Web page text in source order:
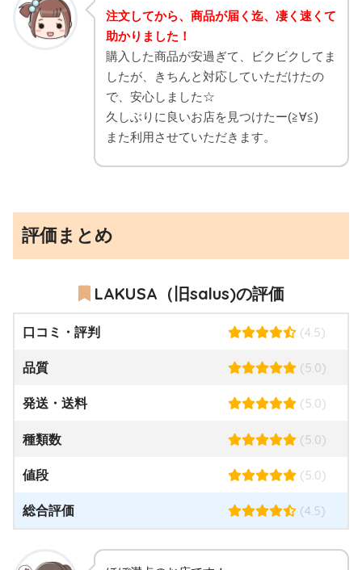
注文してから、商品が届く迄、凄く速くて
助かりました！
購入した商品が安過ぎて、ビクビクしてま
したが、きちんと対応していただけたの
で、安心しました☆
久しぶりに良いお店を見つけたー(≧∀≦)
また利用させていただきます。
評価まとめ
LAKUSA（旧salus)の評価
口コミ・評判 (4.5)
品質 (5.0)
発送・送料 (5.0)
種類数 (5.0)
値段 (5.0)
総合評価 (4.5)